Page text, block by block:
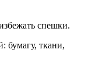
спешки.
бумагу, ткани,